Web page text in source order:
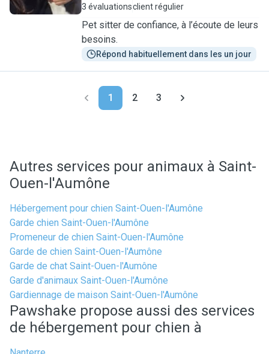
3 évaluationsclient régulier
Pet sitter de confiance, à l’écoute de leurs
besoins.
Répond habituellement dans les un jour
1 2 3
Autres services pour animaux à Saint-
Ouen-l'Aumône
Hébergement pour chien Saint-Ouen-l'Aumône
Garde chien Saint-Ouen-l'Aumône
Promeneur de chien Saint-Ouen-l'Aumône
Garde de chien Saint-Ouen-l'Aumône
Garde de chat Saint-Ouen-l'Aumône
Garde d'animaux Saint-Ouen-l'Aumône
Gardiennage de maison Saint-Ouen-l'Aumône
Pawshake propose aussi des services
de hébergement pour chien à